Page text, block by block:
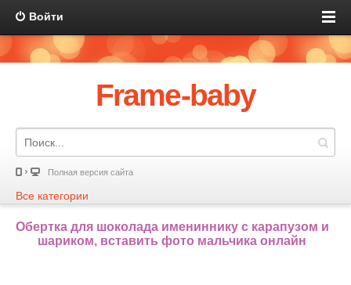
Войти
Frame-baby
Полная версия сайта
Все категории
Обертка для шоколада имениннику с карапузом и
шариком, вставить фото мальчика онлайн